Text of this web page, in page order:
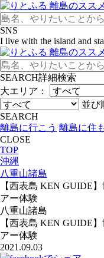
SNS
I live with the island and
SEARCH詳細検索
大エリア：
並び
SEARCH
離島に行こう 離島に住
CLOSE
TOP
沖縄
八重山諸島
【西表島 KEN GUIDE
アー体験
八重山諸島
【西表島 KEN GUIDE
アー体験
2021.09.03